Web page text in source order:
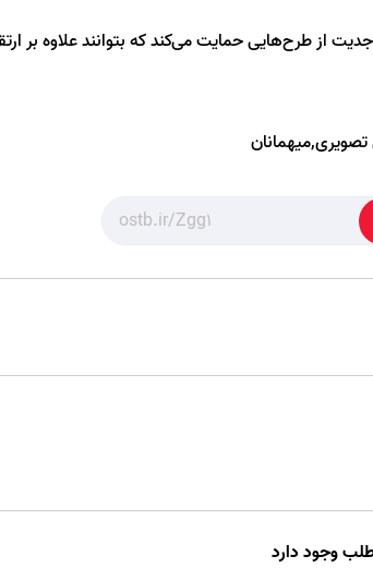
از طرح‌هایی حمایت می‌کند که بتوانند علاوه بر